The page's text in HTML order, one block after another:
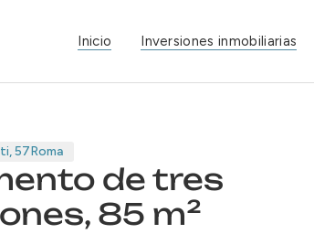
Inicio Inversiones inmobiliarias
57Roma
de tres
85 m²